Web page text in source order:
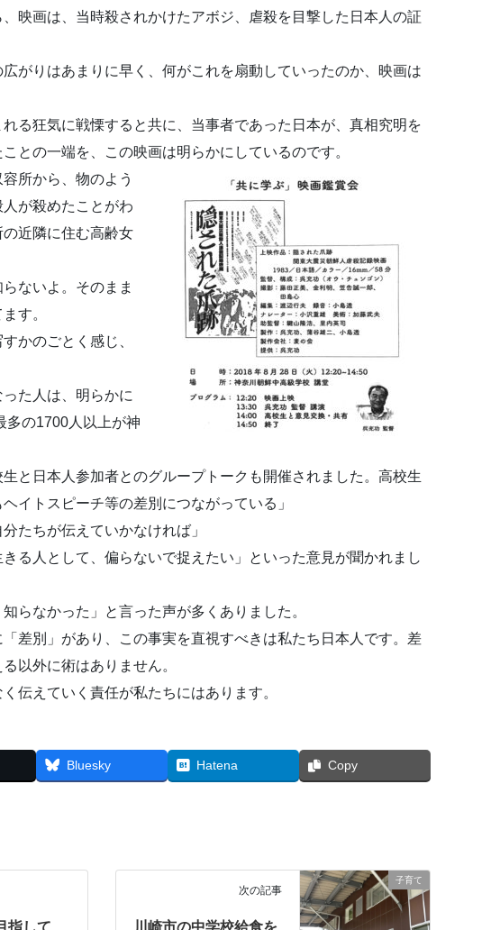
映画は、当時殺されかけたアボジ、虐殺を目撃した日本人の証
がりはあまりに早く、何がこれを扇動していったのか、映画は
る狂気に戦慄すると共に、当事者であった日本が、真相究明を
との一端を、この映画は明らかにしているのです。
所から、物のよう
が殺めたことがわ
近隣に住む高齢女
ないよ。そのまま
す。
かのごとく感じ、
た人は、明らかに
多の1700人以上が神
と日本人参加者とのグループトークも開催されました。高校生
イトスピーチ等の差別につながっている」
たちが伝えていかなければ」
きる人として、偏らないで捉えたい」といった意見が聞かれまし
らなかった」と言った声が多くありました。
差別」があり、この事実を直視すべきは私たち日本人です。差
以外に術はありません。
伝えていく責任が私たちにはあります。
Bluesky Hatena Copy
子育て
次の記事